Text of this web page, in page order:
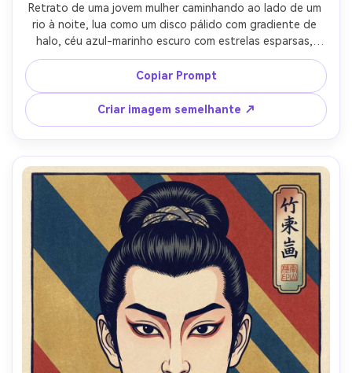
Retrato de uma jovem mulher caminhando ao lado de um
rio à noite, lua como um disco pálido com gradiente de
halo, céu azul-marinho escuro com estrelas esparsas,
quimono com padrão de lua e junco, cabelo suavemente
varrido pelo vento, luz da borda sugerida por tons
planos mais claros, linhas-chave fortes, paleta contida,
grão de papel sutil, água refletiva renderizada em bandas
esculpidas repetidas, humor contemplativo, lente de
85mm, profundidade de campo rasa-AR 4:5
Copiar Prompt
Criar imagem semelhante ↗